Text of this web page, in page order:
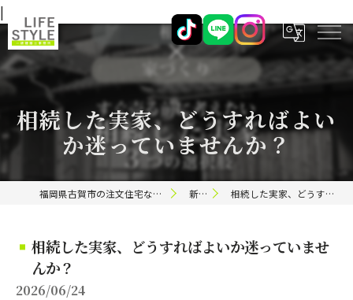
|
相続した実家、どうすればよい
か迷っていませんか？
福岡県古賀市の注文住宅ならライフスタイル 一級建築士事務所 新着情報 相続した実家、どうすればよいか迷っていませんか？
相続した実家、どうすればよいか迷っていませ
んか？
2026/06/24